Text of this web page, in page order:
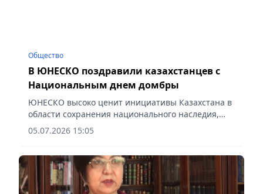
Общество
В ЮНЕСКО поздравили казахстанцев с
Национальным днем домбры
ЮНЕСКО высоко ценит инициативы Казахстана в
области сохранения национального наследия,
сообщает vapress.kz.
05.07.2026 15:05